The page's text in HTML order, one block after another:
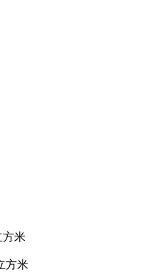
方米
方米